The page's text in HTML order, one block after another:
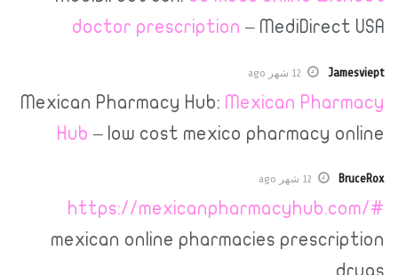
doctor prescription–
12 شهر ago
Mexican Pharmacy Hub: Mexican
Hub– low cost mexico
12 شهر ago
https://
mexican online pharmacies